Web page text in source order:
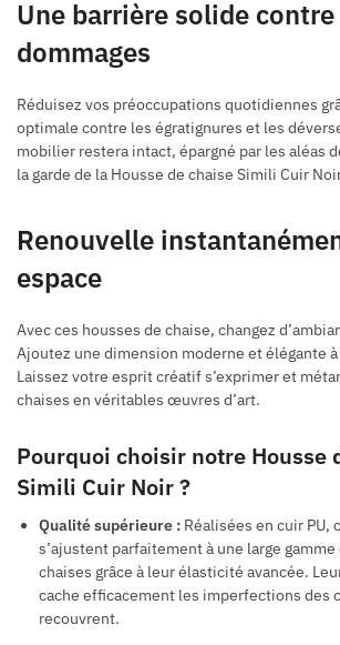
Une barrière solide contre
dommages
Réduisez vos préoccupations quotidiennes
optimale contre les égratignures et les
mobilier restera intact, épargné par les aléas
la garde de la Housse de chaise Simili Cuir
Renouvelle
espace
Avec ces housses de chaise, changez
Ajoutez une dimension moderne et élégante
Laissez votre esprit créatif s’exprimer et
chaises en véritables œuvres d’art.
Pourquoi choisir notre Housse
Simili Cuir Noir ?
Qualité supérieure : Réalisées en cuir PU,
s’ajustent parfaitement à une large
chaises grâce à leur élasticité avancée.
cache efficacement les imperfections des
recouvrent.